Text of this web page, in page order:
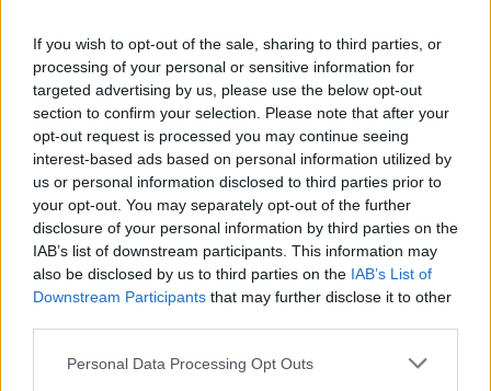
If you wish to opt-out of the sale, sharing to third parties, or
processing of your personal or sensitive information for
targeted advertising by us, please use the below opt-out
section to confirm your selection. Please note that after your
opt-out request is processed you may continue seeing
interest-based ads based on personal information utilized by
us or personal information disclosed to third parties prior to
your opt-out. You may separately opt-out of the further
disclosure of your personal information by third parties on the
IAB’s list of downstream participants. This information may
also be disclosed by us to third parties on the IAB’s List of
Downstream Participants that may further disclose it to other
Personal Data Processing Opt Outs
Природен газ от Кипър ще потече към
Европа през 2028 година
09.08.2026 / 17:30